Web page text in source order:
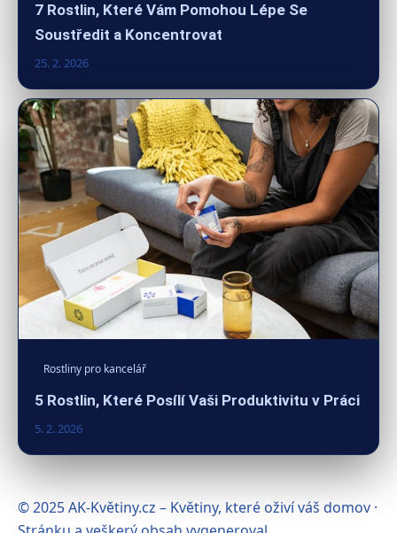
7 Rostlin, Které Vám Pomohou Lépe Se
Soustředit a Koncentrovat
25. 2. 2026
Rostliny pro kancelář
5 Rostlin, Které Posílí Vaši Produktivitu v Práci
5. 2. 2026
© 2025 AK-Květiny.cz – Květiny, které oživí váš domov ·